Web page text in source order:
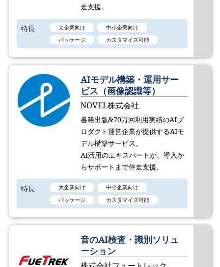
走支援。
特長 大企業向け
中小企業向け
パッケージ
カスタマイズ可能
AIモデル構築・運用サー
ビス（画像認識等）
NOVEL株式会社
書籍出版&70万回利用実績のAIプ
ロダクト運営企業が提供するAIモ
デル構築サービス。
AI活用のエキスパートが、導入か
らサポートまで伴走支援。
特長 大企業向け
中小企業向け
パッケージ
カスタマイズ可能
音のAI検査・識別ソリュ
ーション